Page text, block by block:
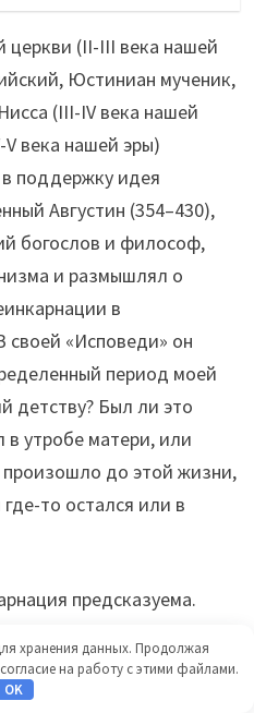
церкви (II-III века нашей
Юстиниан мученик,
(III-IV века нашей
века нашей эры)
поддержку идея
Августин (354–430),
богослов и философ,
и размышлял о
в
своей «Исповеди» он
период моей
детству? Был ли это
в утробе матери, или
до этой жизни,
то остался или в
предсказуема.
в Британской
место после святого
хранения данных. Продолжая
на работу с этими файлами.
OK